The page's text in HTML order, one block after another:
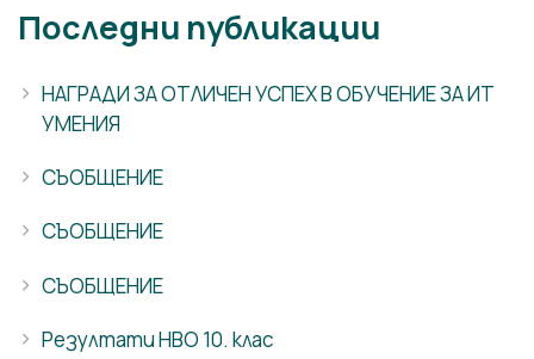
Последни публикации
НАГРАДИ ЗА ОТЛИЧЕН УСПЕХ В ОБУЧЕНИЕ ЗА ИТ
УМЕНИЯ
СЪОБЩЕНИЕ
СЪОБЩЕНИЕ
СЪОБЩЕНИЕ
Резултати НВО 10. клас